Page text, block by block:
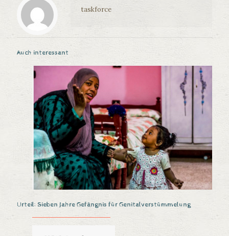
taskforce
Auch interessant
Urteil: Sieben Jahre Gefängnis für Genitalverstümmelung